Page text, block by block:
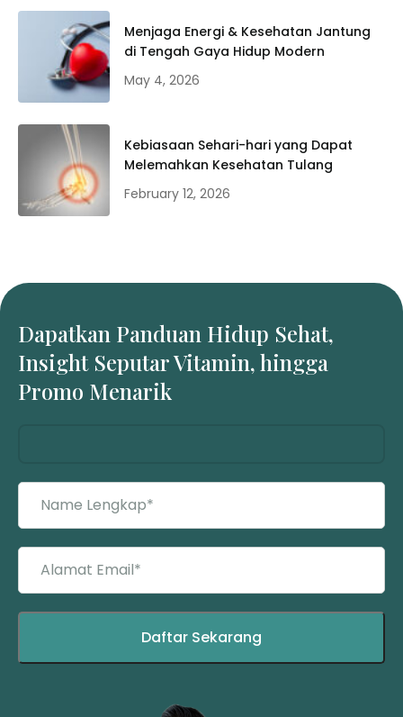
Menjaga Energi & Kesehatan Jantung
di Tengah Gaya Hidup Modern
May 4, 2026
Kebiasaan Sehari-hari yang Dapat
Melemahkan Kesehatan Tulang
February 12, 2026
Dapatkan Panduan Hidup Sehat,
Insight Seputar Vitamin, hingga
Promo Menarik